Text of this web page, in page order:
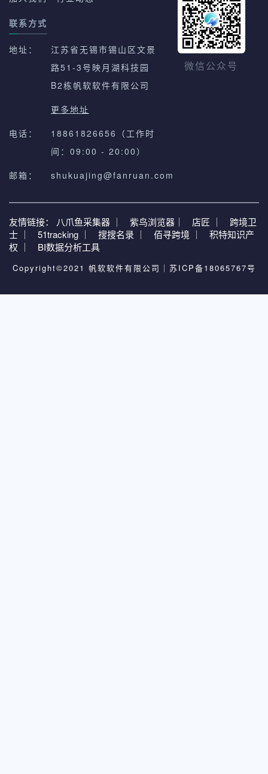
联系方式
地址：
江苏省无锡市锡山区文景
路51-3号映月湖科技园
B2栋帆软软件有限公司
更多地址
电话：
18861826656（工作时
间：09:00 - 20:00）
邮箱：
shukuajing@fanruan.com
微信公众号
友情链接： 八爪鱼采集器 ｜ 紫鸟浏览器｜ 店匠 ｜
跨境卫
士 ｜
51tracking ｜ 搜搜名录 ｜ 佰寻跨境 ｜
积特知识产
权 ｜
BI数据分析工具
Copyright©2021 帆软软件有限公司｜ 苏ICP备18065767号